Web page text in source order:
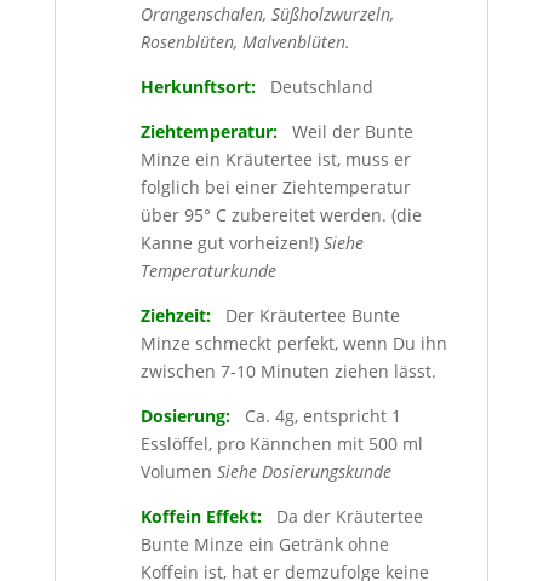
Orangenschalen, Süßholzwurzeln,
Rosenblüten, Malvenblüten.
Herkunftsort:
Deutschland
Ziehtemperatur:
Weil der Bunte
Minze ein Kräutertee ist, muss er
folglich bei einer Ziehtemperatur
über 95° C zubereitet werden. (die
Kanne gut vorheizen!) Siehe
Temperaturkunde
Ziehzeit: Der Kräutertee Bunte
Minze schmeckt perfekt, wenn Du ihn
zwischen 7-10 Minuten ziehen lässt.
Dosierung:Ca. 4g, entspricht 1
Esslöffel, pro Kännchen mit 500 ml
Volumen Siehe Dosierungskunde
Koffein Effekt:
Da der Kräutertee
Bunte Minze ein Getränk ohne
Koffein ist, hat er demzufolge keine